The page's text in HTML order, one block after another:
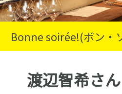
Bonne soirée!(ボン・
渡辺智希さん